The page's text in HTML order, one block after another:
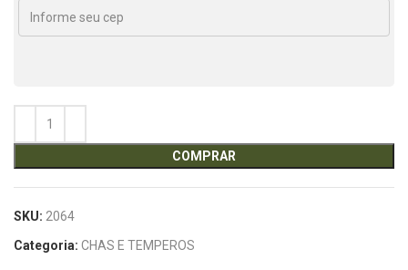
COMPRAR
SKU: 2064
Categoria: CHAS E TEMPEROS